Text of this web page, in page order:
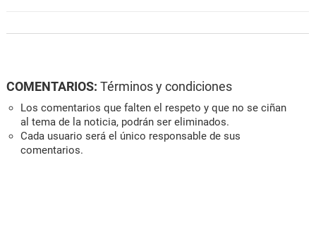
COMENTARIOS: Términos y condiciones
Los comentarios que falten el respeto y que no se ciñan
al tema de la noticia, podrán ser eliminados.
Cada usuario será el único responsable de sus
comentarios.